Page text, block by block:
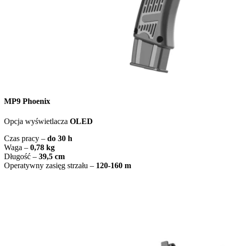
MP9 Phoenix
Opcja wyświetlacza OLED
Czas pracy – do 30 h
Waga – 0,78 kg
Długość – 39,5 cm
Operatywny zasięg strzału – 120-160 m